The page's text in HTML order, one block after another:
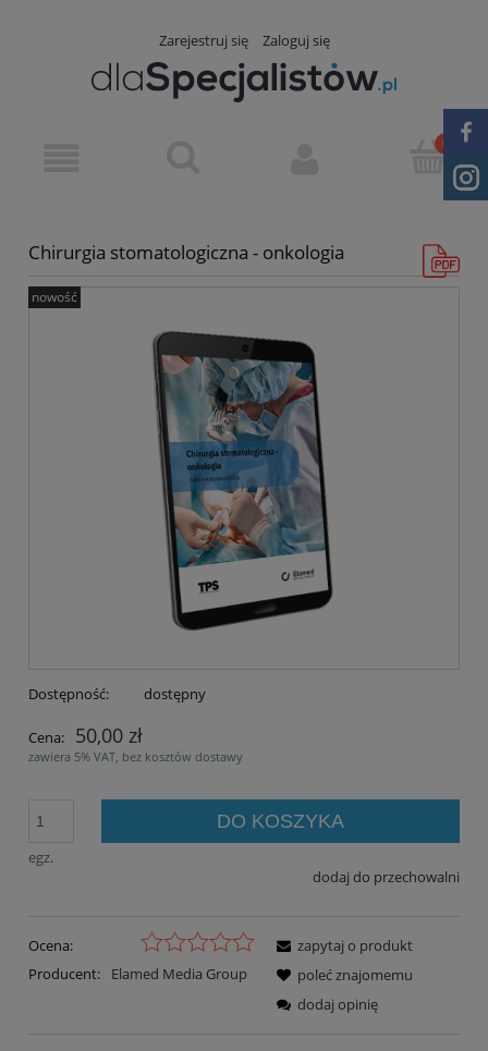
Zarejestruj się Zaloguj się
Chirurgia stomatologiczna - onkologia
nowość
Dostępność: dostępny
Cena: 50,00 zł
zawiera 5% VAT, bez kosztów dostawy
egz.
DO KOSZYKA
dodaj do przechowalni
Ocena:
Producent:
Elamed Media Group
zapytaj o produkt
poleć znajomemu
dodaj opinię